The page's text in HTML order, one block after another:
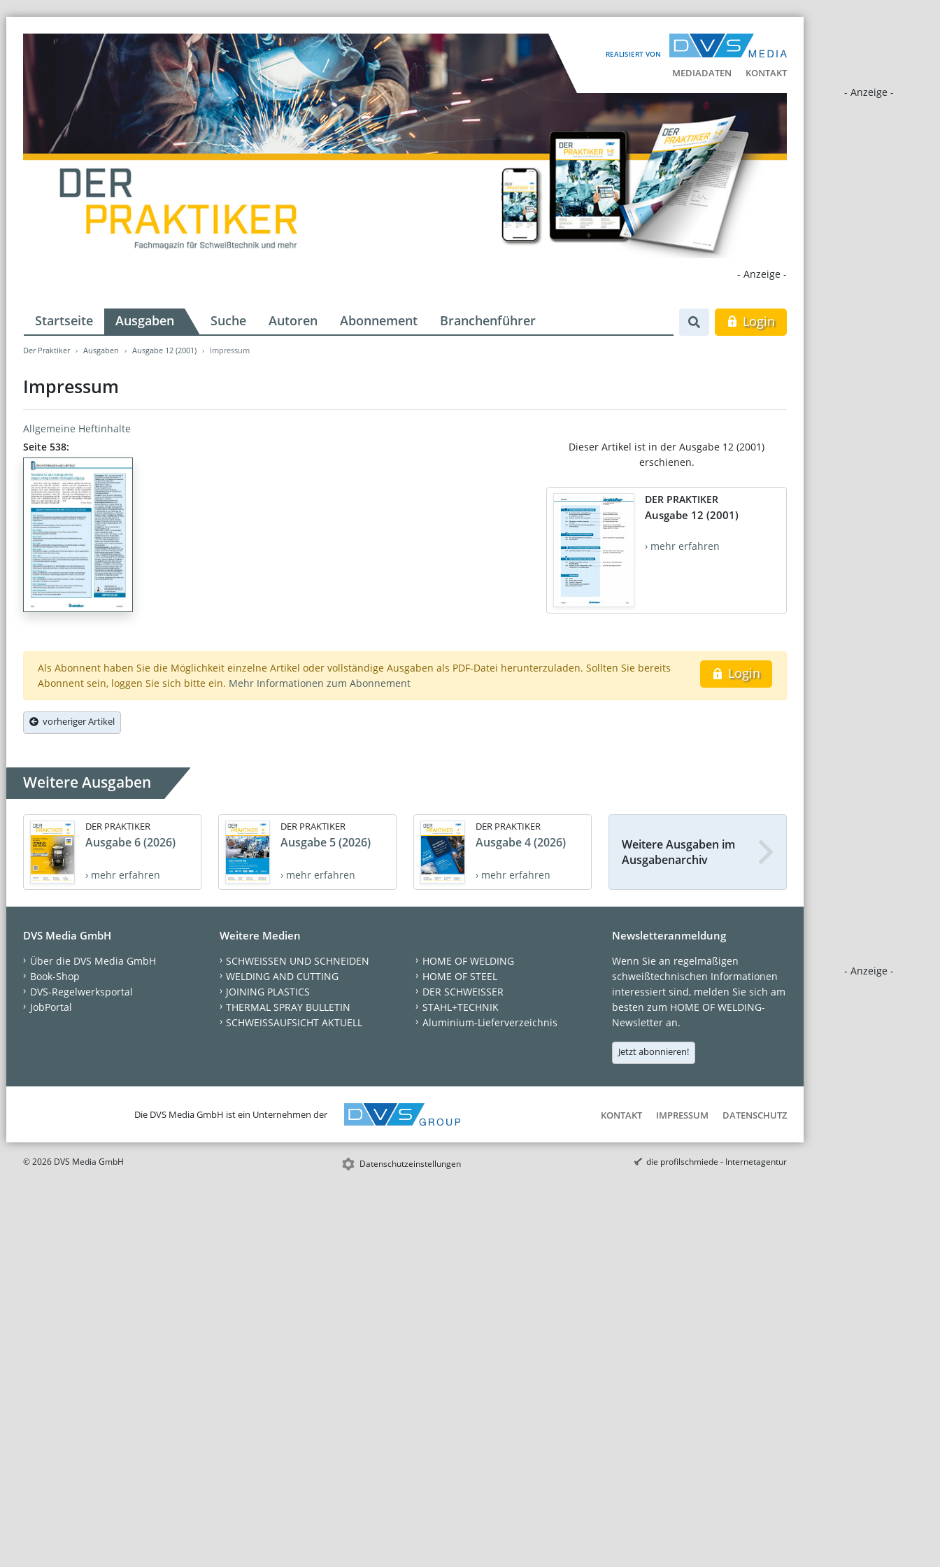
REALISIERT VON
MEDIADATEN KONTAKT
- Anzeige -
- Anzeige -
- Anzeige -
Startseite Ausgaben Suche Autoren Abonnement Branchenführer Login
Der Praktiker Ausgaben Ausgabe 12 (2001) Impressum
Impressum
Allgemeine Heftinhalte
Seite 538:
Dieser Artikel ist in der Ausgabe 12 (2001)
erschienen.
DER PRAKTIKER
Ausgabe 12 (2001)
› mehr erfahren
Login
Als Abonnent haben Sie die Möglichkeit einzelne Artikel oder vollständige Ausgaben als PDF-Datei herunterzuladen. Sollten Sie bereits
Abonnent sein, loggen Sie sich bitte ein. Mehr Informationen zum Abonnement
vorheriger Artikel
Weitere Ausgaben
DER PRAKTIKER
Ausgabe 6 (2026)
› mehr erfahren
DER PRAKTIKER
Ausgabe 5 (2026)
› mehr erfahren
DER PRAKTIKER
Ausgabe 4 (2026)
› mehr erfahren
Weitere Ausgaben im
Ausgabenarchiv
DVS Media GmbH
Über die DVS Media GmbH
Book-Shop
DVS-Regelwerksportal
JobPortal
Weitere Medien
SCHWEISSEN UND SCHNEIDEN
WELDING AND CUTTING
JOINING PLASTICS
THERMAL SPRAY BULLETIN
SCHWEISSAUFSICHT AKTUELL
HOME OF WELDING
HOME OF STEEL
DER SCHWEISSER
STAHL+TECHNIK
Aluminium-Lieferverzeichnis
Newsletteranmeldung
Wenn Sie an regelmäßigen
schweißtechnischen Informationen
interessiert sind, melden Sie sich am
besten zum HOME OF WELDING-
Newsletter an.
Jetzt abonnieren!
Die DVS Media GmbH ist ein Unternehmen der KONTAKT IMPRESSUM DATENSCHUTZ
© 2026 DVS Media GmbH Datenschutzeinstellungen die profilschmiede - Internetagentur